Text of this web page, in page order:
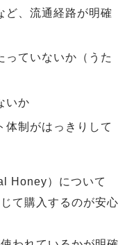
ど、流通経路が明確
っていないか（うた
いか
体制がはっきりして
Honey）について
て購入するのが安心